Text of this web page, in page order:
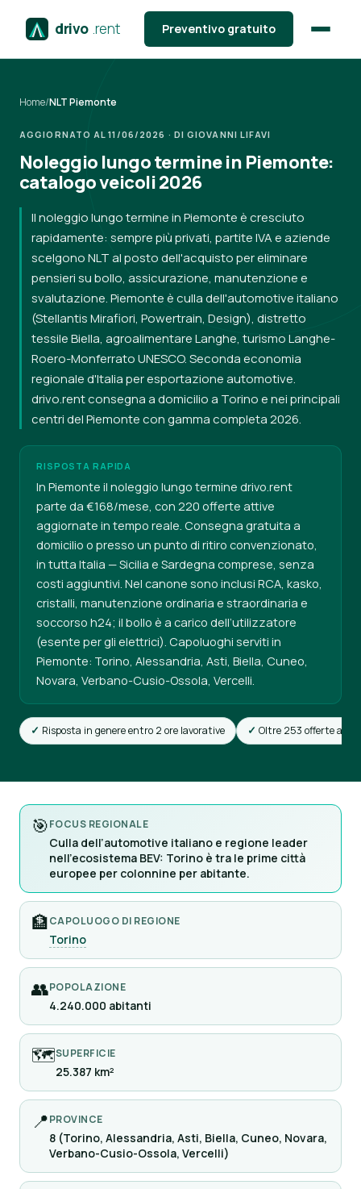
drivo .rent Preventivo gratuito
Home/NLT Piemonte
AGGIORNATO AL 11/06/2026 · DI GIOVANNI LIFAVI
Noleggio lungo termine in Piemonte:
catalogo veicoli 2026
Il noleggio lungo termine in Piemonte è cresciuto
rapidamente: sempre più privati, partite IVA e aziende
scelgono NLT al posto dell'acquisto per eliminare
pensieri su bollo, assicurazione, manutenzione e
svalutazione. Piemonte è culla dell'automotive italiano
(Stellantis Mirafiori, Powertrain, Design), distretto
tessile Biella, agroalimentare Langhe, turismo Langhe-
Roero-Monferrato UNESCO. Seconda economia
regionale d'Italia per esportazione automotive.
drivo.rent consegna a domicilio a Torino e nei principali
centri del Piemonte con gamma completa 2026.
RISPOSTA RAPIDA
In Piemonte il noleggio lungo termine drivo.rent
parte da €168/mese, con 220 offerte attive
aggiornate in tempo reale. Consegna gratuita a
domicilio o presso un punto di ritiro convenzionato,
in tutta Italia — Sicilia e Sardegna comprese, senza
costi aggiuntivi. Nel canone sono inclusi RCA, kasko,
cristalli, manutenzione ordinaria e straordinaria e
soccorso h24; il bollo è a carico dell’utilizzatore
(esente per gli elettrici). Capoluoghi serviti in
Piemonte: Torino, Alessandria, Asti, Biella, Cuneo,
Novara, Verbano-Cusio-Ossola, Vercelli.
Risposta in genere entro 2 ore lavorative Oltre 253 offerte attive
🎯FOCUS REGIONALE
Culla dell’automotive italiano e regione leader
nell’ecosistema BEV: Torino è tra le prime città
europee per colonnine per abitante.
🏦CAPOLUOGO DI REGIONE
Torino
👥POPOLAZIONE
4.240.000 abitanti
🗺SUPERFICIE
25.387 km²
📍PROVINCE
8 (Torino, Alessandria, Asti, Biella, Cuneo, Novara,
Verbano-Cusio-Ossola, Vercelli)